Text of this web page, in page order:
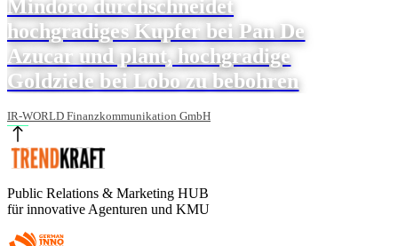
Mindoro durchschneidet
hochgradiges Kupfer bei Pan De
Azucar und plant, hochgradige
Goldziele bei Lobo zu bebohren
IR-WORLD Finanzkommunikation GmbH
Public Relations & Marketing HUB
für innovative Agenturen und KMU